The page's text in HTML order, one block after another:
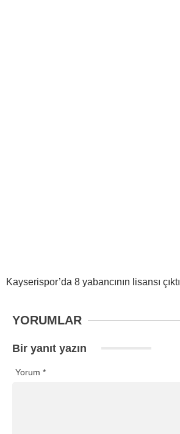
Kayserispor’da 8 yabancının lisansı çıktı
YORUMLAR
Bir yanıt yazın
Yorum *